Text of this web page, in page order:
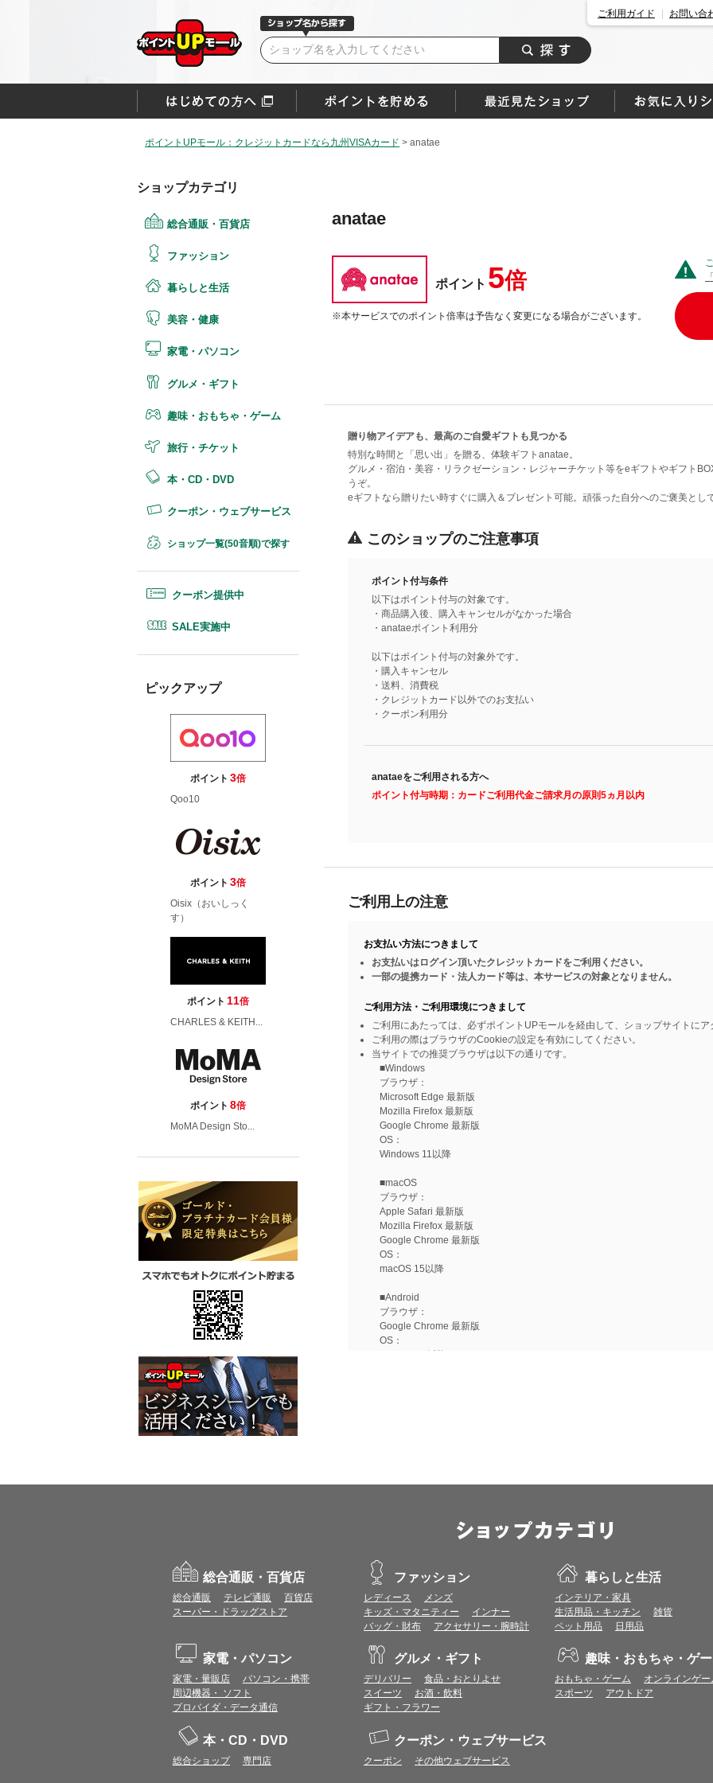
ご利用ガイド お問い合
ポイントUPモール：クレジットカードなら九州VISAカード > anatae
ショップカテゴリ
総合通販・百貨店
ファッション
暮らしと生活
美容・健康
家電・パソコン
グルメ・ギフト
趣味・おもちゃ・ゲーム
旅行・チケット
本・CD・DVD
クーポン・ウェブサービス
ショップ一覧(50音順)で探す
クーポン提供中
SALE実施中
ピックアップ
ポイント 3倍
Qoo10
ポイント 3倍
Oisix（おいしっく
す）
ポイント 11倍
CHARLES & KEITH...
ポイント 8倍
MoMA Design Sto...
anatae
ポイント 5倍
※本サービスでのポイント倍率は予告なく変更になる場合がございます。
贈り物アイデアも、最高のご自愛ギフトも見つかる
特別な時間と「思い出」を贈る、体験ギフトanatae。
グルメ・宿泊・美容・リラクゼーション・レジャーチケット等をeギフトやギフト
うぞ。
eギフトなら贈りたい時すぐに購入＆プレゼント可能。頑張った自分へのご褒美とし
このショップのご注意事項
ポイント付与条件
以下はポイント付与の対象です。
・商品購入後、購入キャンセルがなかった場合
・anataeポイント利用分
以下はポイント付与の対象外です。
・購入キャンセル
・送料、消費税
・クレジットカード以外でのお支払い
・クーポン利用分
anataeをご利用される方へ
ポイント付与時期：カードご利用代金ご請求月の原則5ヵ月以内
ご利用上の注意
お支払い方法につきまして
お支払いはログイン頂いたクレジットカードをご利用ください。
一部の提携カード・法人カード等は、本サービスの対象となりません。
ご利用方法・ご利用環境につきまして
ご利用にあたっては、必ずポイントUPモールを経由して、ショップサイトにア
ご利用の際はブラウザのCookieの設定を有効にしてください。
当サイトでの推奨ブラウザは以下の通りです。
■Windows
ブラウザ：
Microsoft Edge 最新版
Mozilla Firefox 最新版
Google Chrome 最新版
OS：
Windows 11以降
■macOS
ブラウザ：
Apple Safari 最新版
Mozilla Firefox 最新版
Google Chrome 最新版
OS：
macOS 15以降
■Android
ブラウザ：
Google Chrome 最新版
OS：
Android 15以降
※上記環境範囲内であっても、ブラウザとOSの組み合わせにより、 一部表
すので、推奨ブラウザでのご利用をお願いいたします。
本サービスではCookieとJavaScriptの機能を使用している為、Cookieと
ポイント付与につきまして
ワールドプレゼントのポイント通常1倍分に加え、上乗せとなる1〜19倍分のポ
ントとして付与いたします。
プレミアムポイント付与の対象は、商品代金のみ（税・送料等を除く）となりま
プレミアムポイントの付与予定時期は、カードご利用代金のご請求月と異なる
とに異なりますので、各ショップのショップ詳細ページにてご確認ください。
200円のご利用につき1ポイントとして計算されるため、一部の法人カード等
が異なる場合があります。
商品購入後、購入内容等に変更があった場合は、プレミアムポイント付与の対
商品をキャンセル・返品した場合は、プレミアムポイント付与の対象となりませ
同一ショップで複数回ご利用される場合は、1回のご利用ごとにポイントUPモ
総合通販・百貨店
総合通販 テレビ通販
百貨店
スーパー・ドラッグストア
ファッション
レディース
メンズ
キッズ・マタニティー
インナー
バッグ・財布
アクセサリー・腕時計
暮らしと生活
インテリア・家具
生活用品・キッチン
雑貨
ペット用品
日用品
家電・パソコン
家電・量販店
パソコン・携帯
周辺機器・ ソフト
プロバイダ・データ通信
グルメ・ギフト
デリバリー
食品・おとりよせ
スイーツ
お酒・飲料
ギフト・フラワー
趣味・おもちゃ・ゲ
おもちゃ・ゲーム
オンラインゲー
スポーツ
アウトドア
本・CD・DVD
総合ショップ 専門店
クーポン・ウェブサービス
クーポン その他ウェブサービス